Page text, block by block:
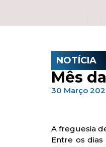
NOTÍCIA
Mês
30 Março
A freguesia
Entre os